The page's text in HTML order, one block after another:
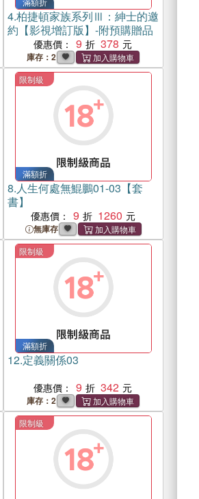
4.柏捷頓家族系列Ⅲ：紳士的邀
約【影視增訂版】-附預購贈品
優惠價： 9 378
庫存：2
限制級
滿額折
8.人生何處無鯤鵬01-03【套
書】
優惠價： 9 1260
無庫存
限制級
滿額折
12.定義關係03
優惠價： 9 342
庫存：2
限制級